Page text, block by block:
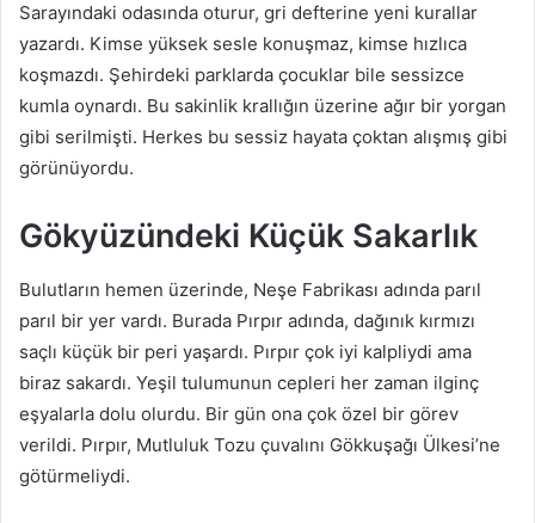
Sarayındaki odasında oturur, gri defterine yeni kurallar
yazardı. Kimse yüksek sesle konuşmaz, kimse hızlıca
koşmazdı. Şehirdeki parklarda çocuklar bile sessizce
kumla oynardı. Bu sakinlik krallığın üzerine ağır bir yorgan
gibi serilmişti. Herkes bu sessiz hayata çoktan alışmış gibi
görünüyordu.
Gökyüzündeki Küçük Sakarlık
Bulutların hemen üzerinde, Neşe Fabrikası adında parıl
parıl bir yer vardı. Burada Pırpır adında, dağınık kırmızı
saçlı küçük bir peri yaşardı. Pırpır çok iyi kalpliydi ama
biraz sakardı. Yeşil tulumunun cepleri her zaman ilginç
eşyalarla dolu olurdu. Bir gün ona çok özel bir görev
verildi. Pırpır, Mutluluk Tozu çuvalını Gökkuşağı Ülkesi’ne
götürmeliydi.